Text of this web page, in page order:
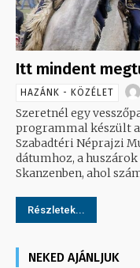
Itt mindent
HAZÁNK - KÖZÉLET
Szeretnél egy
programmal készült a
Szabadtéri Néprajzi
dátumhoz, a
Skanzenben, ahol
Részletek...
NEKED AJÁNLJUK